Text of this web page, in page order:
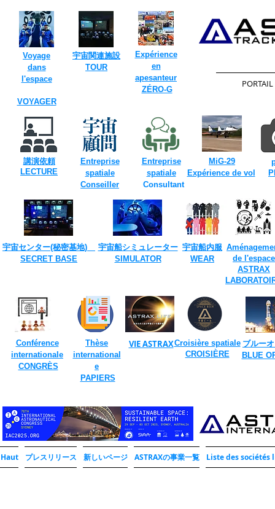
Voyage
dans
l'espace
VOYAGER
​宇宙関連施設
TOUR​
Expérience
en
apesanteur
ZÉRO-G
​PORTAIL
講演依頼
​LECTURE
Entreprise
spatiale
Conseiller
Entreprise
spatiale
Consultant
MiG-29
Expérience de vol
de l'espace
ASTRAX
宇宙センター(​秘密基地)
SECRET ​BASE
宇宙船シミュレーター
​SIMULATOR
宇宙船内服
​WEAR
Conférence
internationale
CONGRÈS
Thèse
international
e
PAPIERS
​Croisière spatiale
CROISIÈRE
VIE ASTRAX
ブルー
​BLUE
Haut プレスリリース 新しいページ ASTRAXの事業一覧 Liste des sociétés